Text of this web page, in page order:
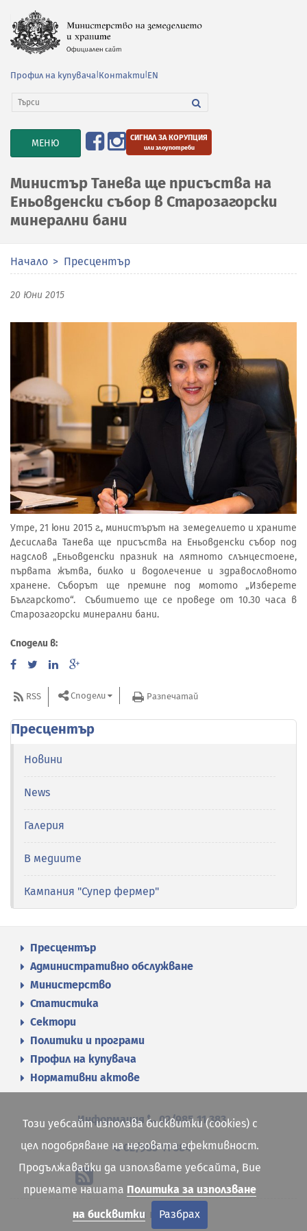
Профил на купувача Контакти EN
TOGGLE
NAVIGATION
МЕНЮ СИГНАЛ ЗА КОРУПЦИЯ
или злоупотреби
Министър Танева ще присъства на
Еньовденски събор в Старозагорски
минерални бани
Начало Пресцентър
20 Юни 2015
Утре, 21 юни 2015 г., министърът на земеделието и храните
Десислава Танева ще присъства на Еньовденски събор под
надслов „Еньовденски празник на лятното слънцестоене,
първата жътва, билко и водолечение и здравословното
хранене. Съборът ще премине под мотото „Изберете
Българското“. Събитието ще се проведе от 10.30 часа в
Старозагорски минерални бани.
Сподели в:
RSS Сподели Разпечатай
Пресцентър
Новини
News
Галерия
В медиите
Кампания "Супер фермер"
Пресцентър
Административно обслужване
Министерство
Статистика
Сектори
Политики и програми
Профил на купувача
Нормативни актове
Информация 02/985 11 383
02/985 11 384
Карта на сайта
Този уебсайт използва бисквитки (cookies) с
цел подобряване на неговата ефективност.
Продължавайки да използвате уебсайта, Вие
приемате нашата Политика за използване
на бисквитки
Разбрах